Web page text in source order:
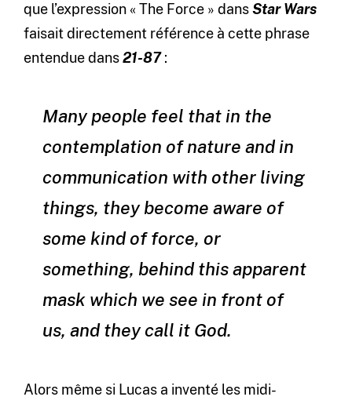
que l’expression « The Force » dansStar Wars
faisait directement référence à cette phrase
entendue dans21-87:
Many people feel that in the
contemplation of nature and in
communication with other living
things, they become aware of
some kind of force, or
something, behind this apparent
mask which we see in front of
us, and they call it God.
Alors même si Lucas a inventé les midi-